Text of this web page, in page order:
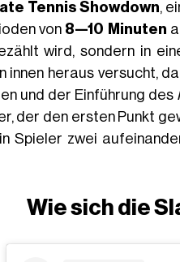
Tennis Showdown,
von 8—10 Minuten
wird, sondern in
innen heraus versucht,
und der Einführung des
der den ersten Punkt
Spieler zwei
Wie sich die